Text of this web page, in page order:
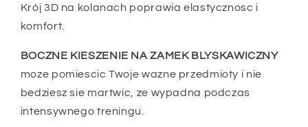
Krój 3D na kolanach poprawia elastycznosc i
komfort.
BOCZNE KIESZENIE NA ZAMEK BLYSKAWICZNY
moze pomiescic Twoje wazne przedmioty i nie
bedziesz sie martwic, ze wypadna podczas
intensywnego treningu.